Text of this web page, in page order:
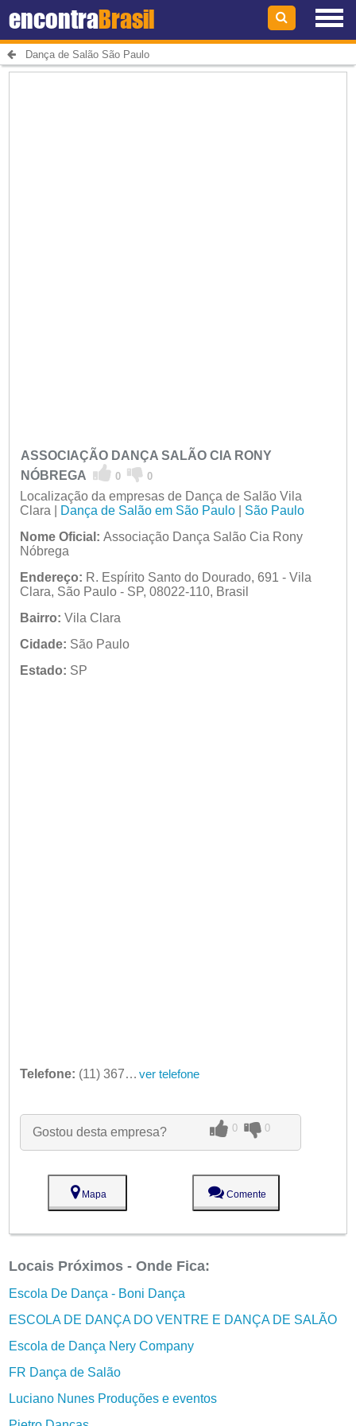
encontraBrasil
Dança de Salão São Paulo
ASSOCIAÇÃO DANÇA SALÃO CIA RONY
NÓBREGA
0 0
Localização da empresas de Dança de Salão Vila
Clara |
Dança de Salão em São Paulo| São Paulo
Nome Oficial: Associação Dança Salão Cia Rony
Nóbrega
Endereço: R. Espírito Santo do Dourado, 691 - Vila
Clara, São Paulo - SP, 08022-110, Brasil
Bairro: Vila Clara
Cidade: São Paulo
Estado: SP
Telefone: (11) 3678-6620 ver telefone
Gostou desta empresa? 0 0
Mapa Comente
Locais Próximos - Onde Fica:
Escola De Dança - Boni Dança
ESCOLA DE DANÇA DO VENTRE E DANÇA DE SALÃO
Escola de Dança Nery Company
FR Dança de Salão
Luciano Nunes Produções e eventos